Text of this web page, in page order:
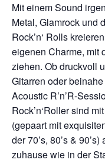
Mit einem Sound
Metal, Glamrock und
Rock’n‘ Rolls kreieren
eigenen Charme, mit
ziehen. Ob druckvoll
Gitarren oder
Acoustic R’n’R-
Rock’n‘Roller sind
(gepaart mit
der 70’s, 80’s &
zuhause wie in der